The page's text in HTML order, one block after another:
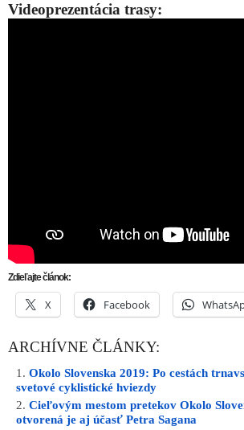
Videoprezentácia trasy:
Zdieľajte článok:
X Facebook
ARCHÍVNE ČLÁNKY:
Okolo Slovenska 2019: Po cestách
svetové cyklistické hviezdy
Cieľovým mestom pretekov Okolo
otvorená je aj účasť Petra Sagana